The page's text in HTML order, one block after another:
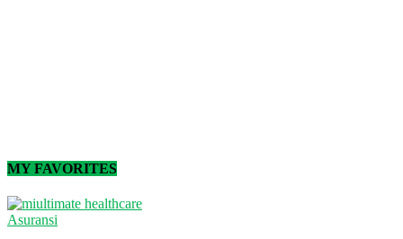
MY FAVORITES
Asuransi